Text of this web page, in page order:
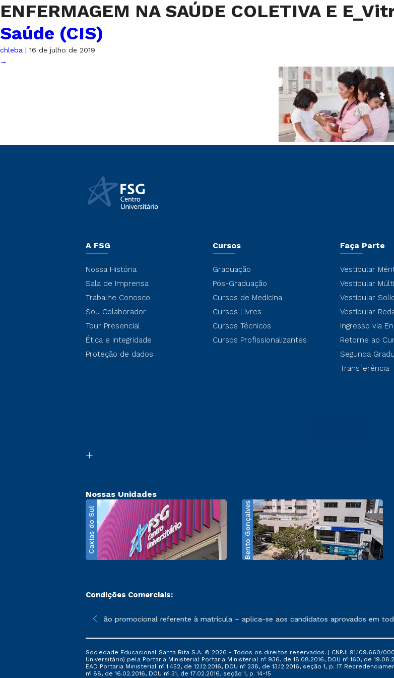
ENFERMAGEM NA SAÚDE COLETIVA E
Saúde (CIS)
chleba | 16 de julho de 2019
→
A FSG
Nossa História
Sala de Imprensa
Trabalhe Conosco
Sou Colaborador
Tour Presencial
Ética e Integridade
Proteção de dados
Cursos
Graduação
Pós-Graduação
Cursos de Medicina
Cursos Livres
Cursos Técnicos
Cursos Profissionalizantes
Faça Parte
Vestibular
Vestibular
Vestibular
Vestibular
Ingresso via
Retorne ao
Segunda
Transferência
Nossas Unidades
Caxias do Sul Bento Gonçalves
Condições Comerciais:
sofrer alterações nos períodos de rematrícula conforme exposto no contrato de prestação de serviços.
*A condição promocional referente à matrícula – aplica-se aos candidatos aprovados em
Sociedade Educacional Santa Rita S.A. © 2026 - Todos os direitos reservados. | CNPJ: 91.109.660/
Universitário) pela Portaria Ministerial Portaria Ministerial nº 936, de 18.08.2016, DOU nº 160, de
EAD Portaria Ministerial nº 1.452, de 12.12.2016, DOU nº 238, de 13.12.2016, seção 1, p. 17
nº 88, de 16.02.2016, DOU nº 31, de 17.02.2016, seção 1, p. 14-15